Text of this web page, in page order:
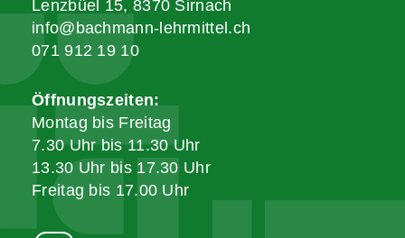
Lenzbüel 15, 8370 Sirnach
info@bachmann-lehrmittel.ch
071 912 19 10
Öffnungszeiten:
Montag bis Freitag
7.30 Uhr bis 11.30 Uhr
13.30 Uhr bis 17.30 Uhr
Freitag bis 17.00 Uhr